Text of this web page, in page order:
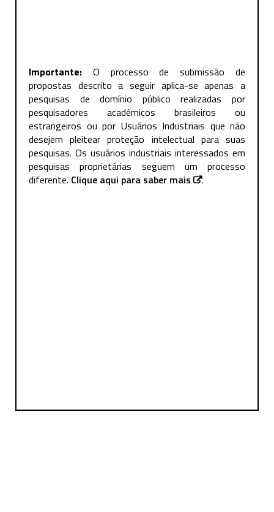
Importante: O processo de submissão de
propostas descrito a seguir aplica-se apenas a
pesquisas de domínio público realizadas por
pesquisadores acadêmicos brasileiros ou
estrangeiros ou por Usuários Industriais que não
desejem pleitear proteção intelectual para suas
pesquisas. Os usuários industriais interessados em
pesquisas proprietárias seguem um processo
diferente. Clique aqui para saber mais .